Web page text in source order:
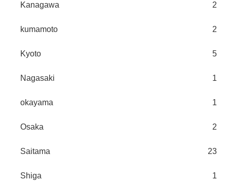
Kanagawa 2
kumamoto 2
Kyoto 5
Nagasaki 1
okayama 1
Osaka 2
Saitama 23
Shiga 1